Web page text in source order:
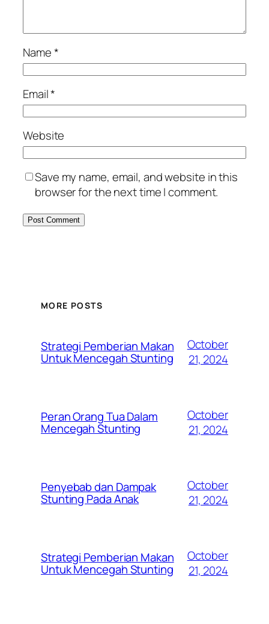
Name*
Email*
Website
Save my name, email, and website in this
browser for the next time I comment.
MORE POSTS
Strategi Pemberian Makan
Untuk Mencegah Stunting
October
21, 2024
Peran Orang Tua Dalam
Mencegah Stunting
October
21, 2024
Penyebab dan Dampak
Stunting Pada Anak
October
21, 2024
Strategi Pemberian Makan
Untuk Mencegah Stunting
October
21, 2024